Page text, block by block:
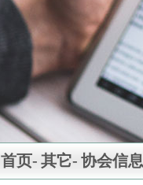
首页- 其它- 协会信息